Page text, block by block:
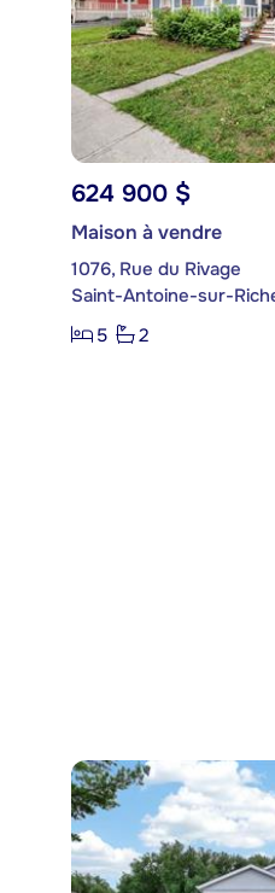
624 900 $
Maison à vendre
1076, Rue du Rivage
Saint-Antoine-sur-
5
2